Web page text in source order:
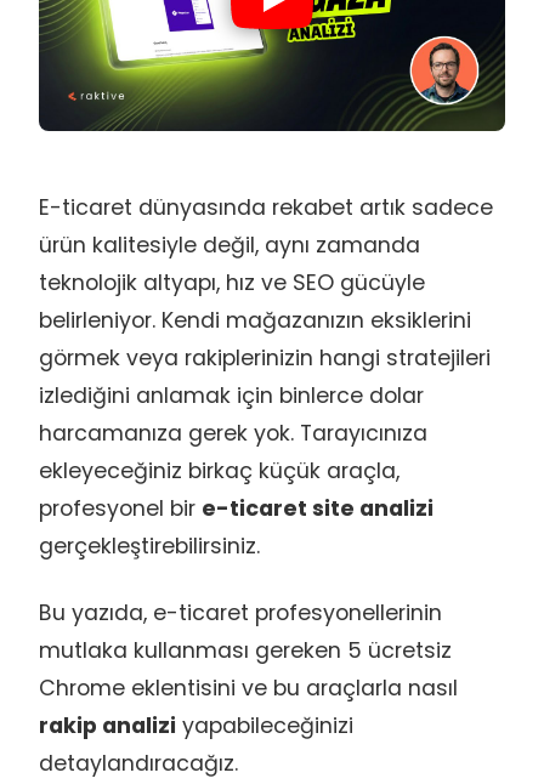
E-ticaret dünyasında rekabet artık sadece
ürün kalitesiyle değil, aynı zamanda
teknolojik altyapı, hız ve SEO gücüyle
belirleniyor. Kendi mağazanızın eksiklerini
görmek veya rakiplerinizin hangi stratejileri
izlediğini anlamak için binlerce dolar
harcamanıza gerek yok. Tarayıcınıza
ekleyeceğiniz birkaç küçük araçla,
profesyonel bir e-ticaret site analizi
gerçekleştirebilirsiniz.
Bu yazıda, e-ticaret profesyonellerinin
mutlaka kullanması gereken 5 ücretsiz
Chrome eklentisini ve bu araçlarla nasıl
rakip analizi yapabileceğinizi
detaylandıracağız.